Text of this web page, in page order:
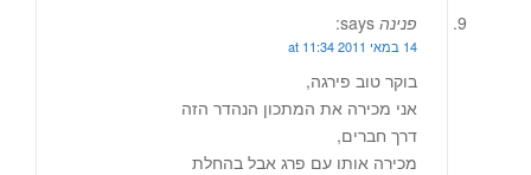
פנינה says:
14 במאי 2011 at 11:34
בוקר טוב פירגה,
אני מכירה את המתכון הנהדר הזה
דרך חברים,
מכירה אותו עם פרג אבל בהחלת